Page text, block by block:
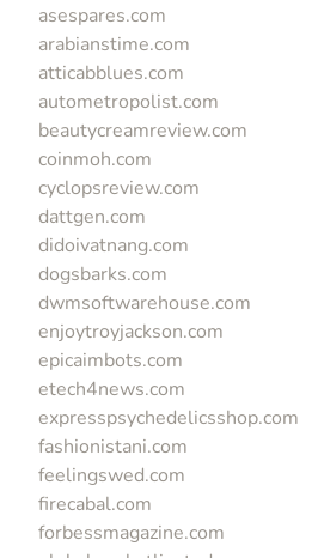
asespares.com
arabianstime.com
atticabblues.com
autometropolist.com
beautycreamreview.com
coinmoh.com
cyclopsreview.com
dattgen.com
didoivatnang.com
dogsbarks.com
dwmsoftwarehouse.com
enjoytroyjackson.com
epicaimbots.com
etech4news.com
expresspsychedelicsshop.com
fashionistani.com
feelingswed.com
firecabal.com
forbessmagazine.com